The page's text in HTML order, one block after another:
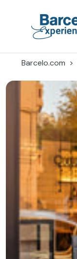
Barcelo.com